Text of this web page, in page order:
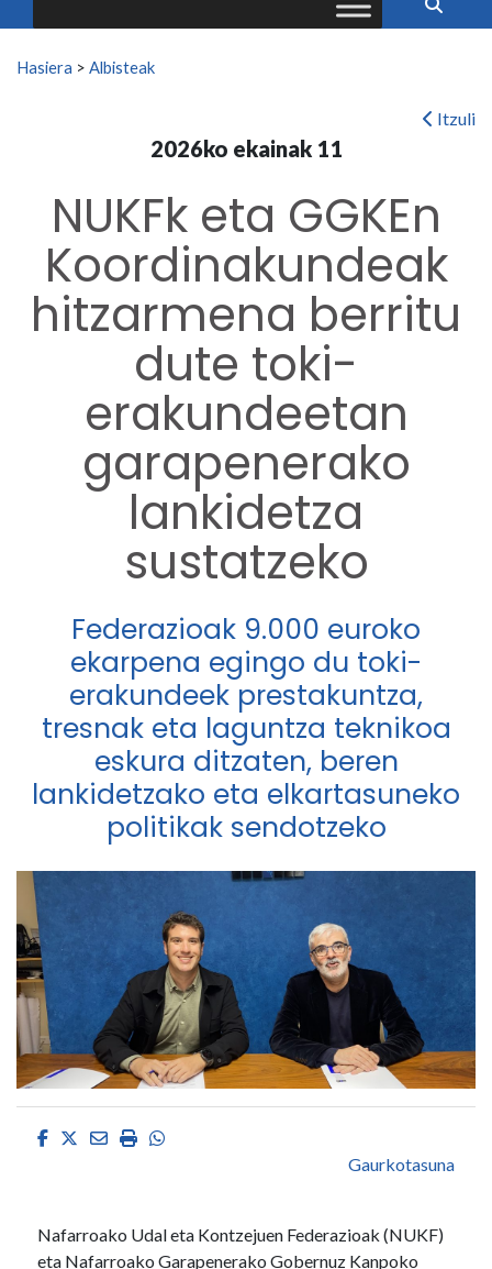
Search for:
Hasiera > Albisteak
Itzuli
2026ko ekainak 11
NUKFk eta GGKEn
Koordinakundeak
hitzarmena berritu
dute toki-
erakundeetan
garapenerako
lankidetza
sustatzeko
Federazioak 9.000 euroko
ekarpena egingo du toki-
erakundeek prestakuntza,
tresnak eta laguntza teknikoa
eskura ditzaten, beren
lankidetzako eta elkartasuneko
politikak sendotzeko
Facebook
Twitter
EmailImprimirWhatsapp
Gaurkotasuna
Nafarroako Udal eta Kontzejuen Federazioak (NUKF)
eta Nafarroako Garapenerako Gobernuz Kanpoko